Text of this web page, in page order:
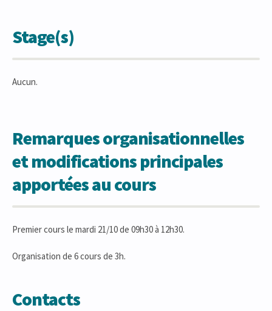
Stage(s)
Aucun.
Remarques organisationnelles
et modifications principales
apportées au cours
Premier cours le mardi 21/10 de 09h30 à 12h30.
Organisation de 6 cours de 3h.
Contacts